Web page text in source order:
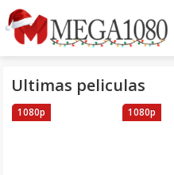
Ultimas peliculas
1080p 1080p